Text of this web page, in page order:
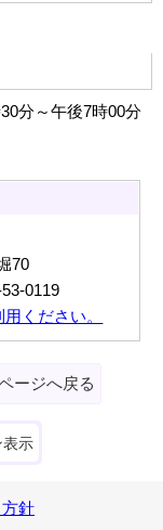
分～午後7時00分
70
0119
ください。
ージへ戻る
表示
針